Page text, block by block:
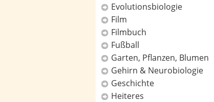
Evolutionsbiologie
Film
Filmbuch
Fußball
Garten, Pflanzen, Blumen
Gehirn & Neurobiologie
Geschichte
Heiteres